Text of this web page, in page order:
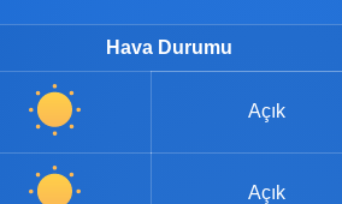
Hava Durumu
Açık
Açık